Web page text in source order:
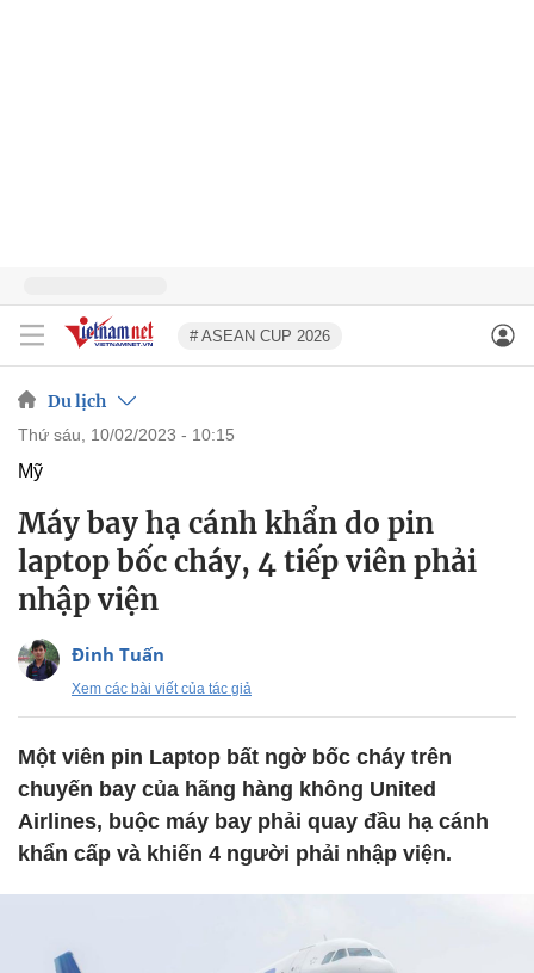
# ASEAN CUP 2026
Du lịch
thứ sáu, 10/02/2023 - 10:15
Mỹ
Máy bay hạ cánh khẩn do pin
laptop bốc cháy, 4 tiếp viên phải
nhập viện
Đinh Tuấn
Xem các bài viết của tác giả
Một viên pin Laptop bất ngờ bốc cháy trên
chuyến bay của hãng hàng không United
Airlines, buộc máy bay phải quay đầu hạ cánh
khẩn cấp và khiến 4 người phải nhập viện.